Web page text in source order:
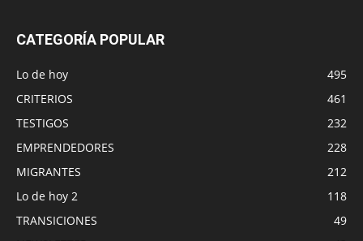
CATEGORÍA POPULAR
Lo de hoy
495
CRITERIOS
461
TESTIGOS
232
EMPRENDEDORES
228
MIGRANTES
212
Lo de hoy 2
118
TRANSICIONES
49